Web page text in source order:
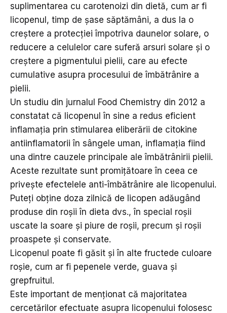
suplimentarea cu carotenoizi din dietă, cum ar fi
licopenul, timp de șase săptămâni, a dus la o
creștere a protecției împotriva daunelor solare, o
reducere a celulelor care suferă arsuri solare și o
creștere a pigmentului pielii, care au efecte
cumulative asupra procesului de îmbătrânire a
pielii.
Un studiu din jurnalul Food Chemistry din 2012 a
constatat că licopenul în sine a redus eficient
inflamația prin stimularea eliberării de citokine
antiinflamatorii în sângele uman, inflamația fiind
una dintre cauzele principale ale îmbătrânirii pielii.
Aceste rezultate sunt promițătoare în ceea ce
privește efectelele anti-îmbătrânire ale licopenului.
Puteți obține doza zilnică de licopen adăugând
produse din roșii în dieta dvs., în special roșii
uscate la soare și piure de roșii, precum și roșii
proaspete și conservate.
Licopenul poate fi găsit și în alte fructede culoare
roșie, cum ar fi pepenele verde, guava și
grepfruitul.
Este important de menționat că majoritatea
cercetărilor efectuate asupra licopenului folosesc